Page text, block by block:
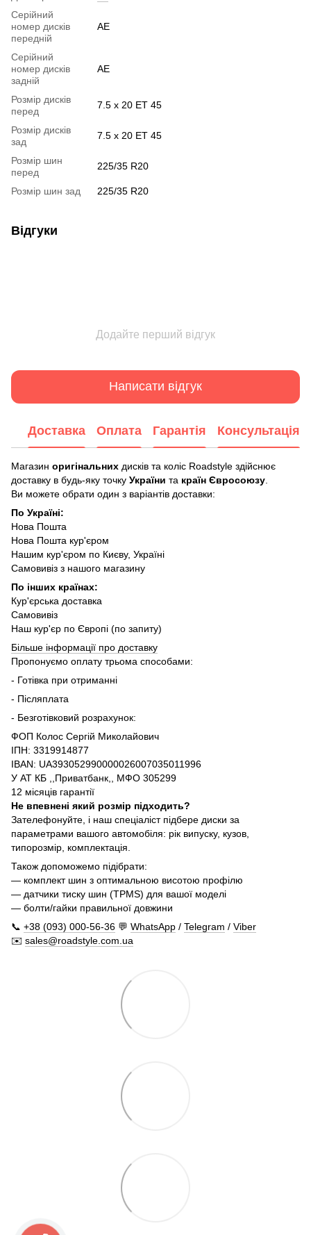
Серійний
номер дисків
передній
AE
Серійний
номер дисків
задній
AE
Розмір дисків
перед
7.5 x 20 ET 45
Розмір дисків
зад
7.5 x 20 ET 45
Розмір шин
перед
225/35 R20
Розмір шин зад 225/35 R20
Відгуки
Додайте перший відгук
Написати відгук
Доставка Оплата Гарантія Консультація
Магазин оригінальних дисків та коліс Roadstyle здійснює
доставку в будь-яку точку України та країн Євросоюзу
Ви можете обрати один з варіантів доставки:
По Україні:
Нова Пошта
Нова Пошта кур'єром
Нашим кур'єром по Києву, Україні
Самовивіз з нашого магазину
По інших країнах:
Кур'єрська доставка
Самовивіз
Наш кур'єр по Європі (по запиту)
Більше інформації про доставку
Пропонуємо оплату трьома способами:
- Готівка при отриманні
- Післяплата
- Безготівковий розрахунок:
ФОП Колос Сергій Миколайович
ІПН: 3319914877
IBAN: UA393052990000026007035011996
У АТ КБ ,,Приватбанк,, МФО 305299
12 місяців гарантії
Не впевнені який розмір підходить?
Зателефонуйте, і наш спеціаліст підбере диски за
параметрами вашого автомобіля: рік випуску, кузов,
типорозмір, комплектація.
Також допоможемо підібрати:
— комплект шин з оптимальною висотою профілю
— датчики тиску шин (TPMS) для вашої моделі
— болти/гайки правильної довжини
📞 +38 (093) 000-56-36 💬 WhatsApp / Telegram / Viber
✉️ sales@roadstyle.com.ua